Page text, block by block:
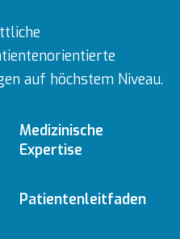
auf höchstem Niveau.
Medizinische
Expertise
Medizinische
Patientenleitfaden